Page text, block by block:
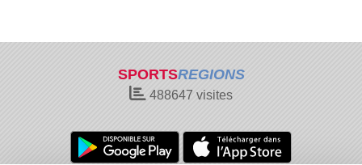
SPORTSREGIONS
488647 visites